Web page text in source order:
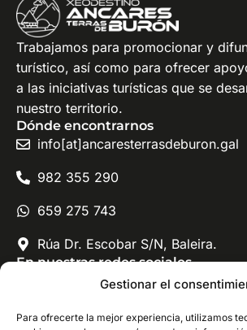
Gestionar el
Para ofrecerte la mejor experiencia, utilizamos
Trabajamos para promocionar y
turístico, así como para ofrecer
a las iniciativas turísticas que se
nuestro territorio.
Dónde encontrarnos
info[at]ancaresterrasdeburon.gal
982 355 290
659 275 743
Rúa Dr. Escobar S/N, Baleira.
En nuestras redes sociales
Xeodestino Ancares - Terras de
@ancaresterrasdeburon